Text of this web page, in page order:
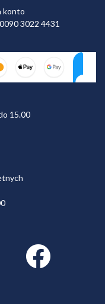
konto
3022 4431
15.00
Facebook link